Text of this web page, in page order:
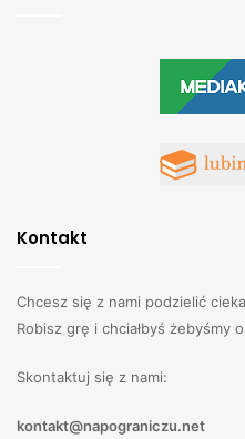
Kontakt
Chcesz się z nami podzielić
Robisz grę i chciałbyś żebyśmy
Skontaktuj się z nami:
kontakt@napograniczu.net